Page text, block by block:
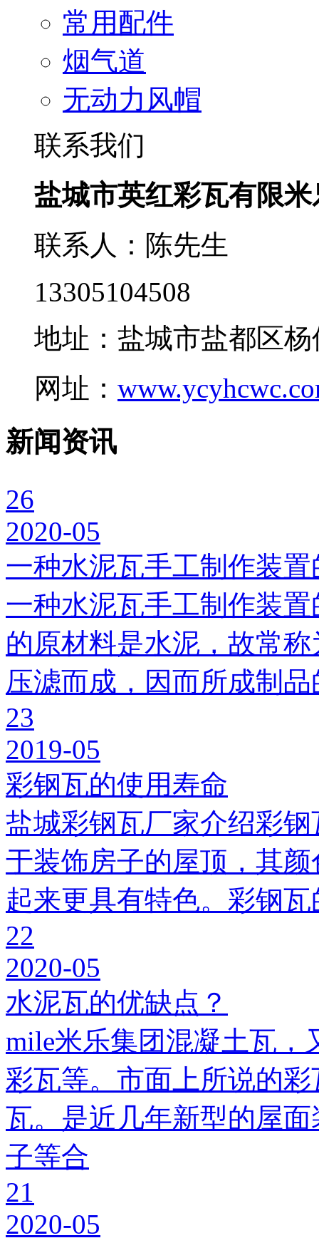
常用配件
烟气道
无动力风帽
联系我们
盐城市英红彩瓦有限
联系人：陈先生
13305104508
地址：盐城市盐都区
网址：
新闻资讯
26
2020-05
一种水泥瓦手工制作装
一种水泥瓦手工制作装
的原材料是水泥，故常
压滤而成，因而所成制
23
2019-05
彩钢瓦的使用寿命
盐城彩钢瓦厂家介绍彩
于装饰房子的屋顶，其
起来更具有特色。彩钢
22
2020-05
水泥瓦的优缺点？
mile米乐集团混凝土瓦，
彩瓦等。市面上所说的
瓦。是近几年新型的屋
子等合
21
2020-05